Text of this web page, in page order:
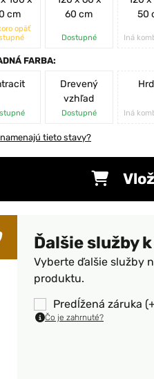
cm
opäť
60 cm
Dostupné
50
Iná
FARBA:
Drevený
vzhľad
Dostupné Iná
tieto stavy?
Ďalšie služby
Vyberte ďalšie služby
produktu.
Predĺžená záruka
Čo je zahrnuté?